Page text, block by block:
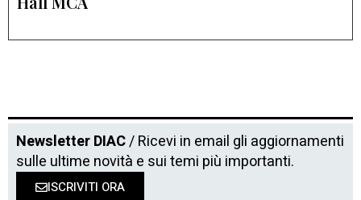
Newsletter DIAC/ Ricevi in email gli aggiornamenti
sulle ultime novità e sui temi più importanti.
ISCRIVITI ORA